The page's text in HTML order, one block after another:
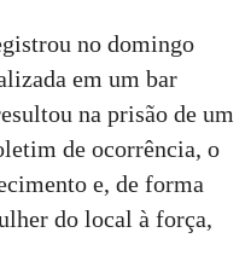
no domingo
em um bar
na prisão de um
de ocorrência, o
e, de forma
do local à força,